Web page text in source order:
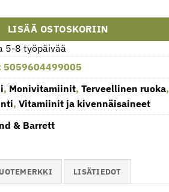
LISÄÄ OSTOSKORIIN
5-8 työpäivää
5059604499005
, Monivitamiinit,Terveellinen ruoka,
,Vitamiinit ja kivennäisaineet
& Barrett
LISÄTIEDOT